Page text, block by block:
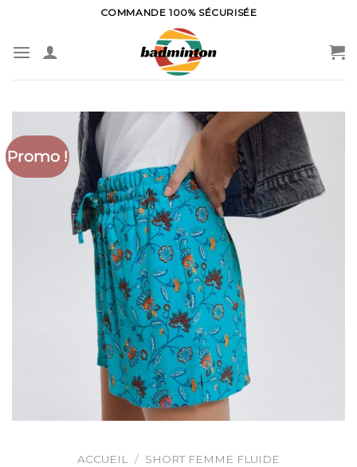
content
COMMANDE 100% SÉCURISÉE
Promo !
ACCUEIL / SHORT FEMME FLUIDE